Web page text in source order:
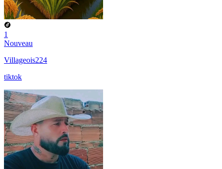
1
Nouveau
Villageois224
tiktok